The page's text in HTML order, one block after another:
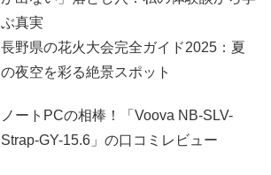
ぶ真実
長野県の花火大会完全ガイド2025：夏
の夜空を彩る絶景スポット
ノートPCの相棒！「Voova NB-SLV-
Strap-GY-15.6」の口コミレビュー